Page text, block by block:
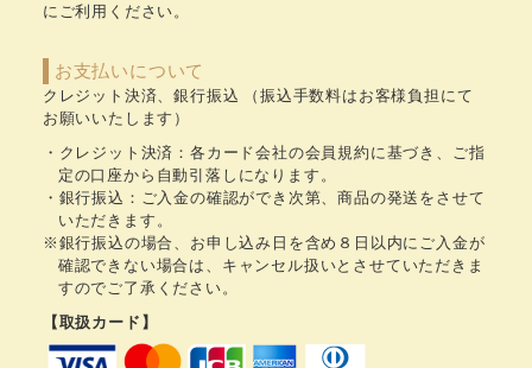
にご利用ください。
お支払いについて
クレジット決済、銀行振込 （振込手数料はお客様負担にて
お願いいたします）
クレジット決済：各カード会社の会員規約に基づき、ご指
定の口座から自動引落しになります。
銀行振込：ご入金の確認ができ次第、商品の発送をさせて
いただきます。
※銀行振込の場合、お申し込み日を含め８日以内にご入金が
確認できない場合は、キャンセル扱いとさせていただきま
すのでご了承ください。
【取扱カード】